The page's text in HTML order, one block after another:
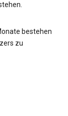
bestehen
zu